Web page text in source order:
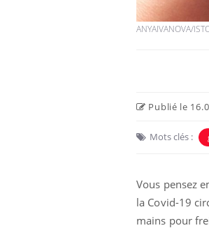
ANYAIVANOVA/
Publié le
Mots clés :
Vous pensez
la Covid-19
mains pour